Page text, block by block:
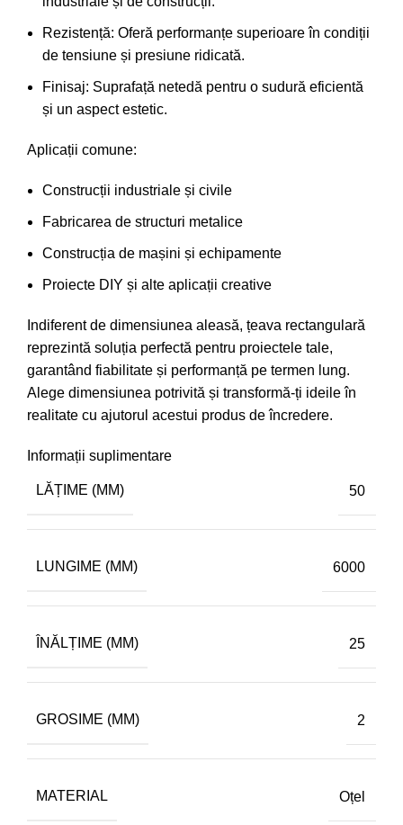
Rezistență: Oferă performanțe superioare în condiții
de tensiune și presiune ridicată.
Finisaj: Suprafață netedă pentru o sudură eficientă
și un aspect estetic.
Aplicații comune:
Construcții industriale și civile
Fabricarea de structuri metalice
Construcția de mașini și echipamente
Proiecte DIY și alte aplicații creative
Indiferent de dimensiunea aleasă, țeava rectangulară
reprezintă soluția perfectă pentru proiectele tale,
garantând fiabilitate și performanță pe termen lung.
Alege dimensiunea potrivită și transformă-ți ideile în
realitate cu ajutorul acestui produs de încredere.
Informații suplimentare
LĂȚIME (MM) 50
LUNGIME (MM) 6000
ÎNĂLȚIME (MM) 25
GROSIME (MM) 2
MATERIAL Oțel